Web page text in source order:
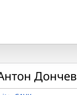
Дончев